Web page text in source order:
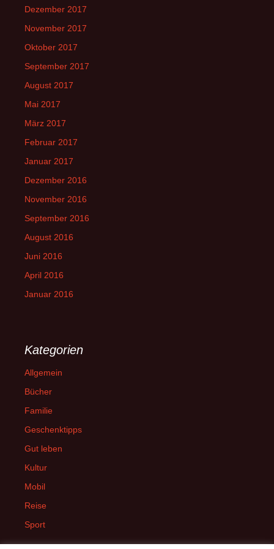
Dezember 2017
November 2017
Oktober 2017
September 2017
August 2017
Mai 2017
März 2017
Februar 2017
Januar 2017
Dezember 2016
November 2016
September 2016
August 2016
Juni 2016
April 2016
Januar 2016
Kategorien
Allgemein
Bücher
Familie
Geschenktipps
Gut leben
Kultur
Mobil
Reise
Sport